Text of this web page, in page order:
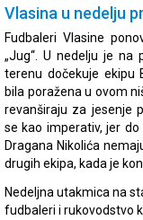
Vlasina u nedelju
Fudbaleri Vlasine
„Jug“. U nedelju je na
terenu dočekuje ekipu
bila poražena u ovom
revanširaju za jesenje
se kao imperativ, jer
Dragana Nikolića
drugih ekipa, kada je
Nedeljna utakmica na
fudbaleri i rukovodstvo